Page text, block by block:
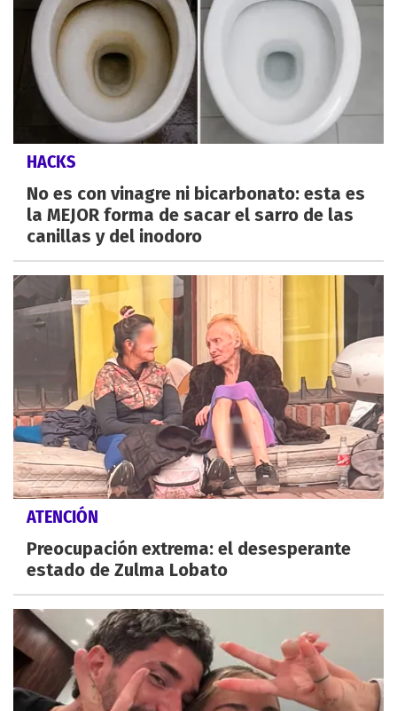
HACKS
No es con vinagre ni bicarbonato: esta es
la MEJOR forma de sacar el sarro de las
canillas y del inodoro
ATENCIÓN
Preocupación extrema: el desesperante
estado de Zulma Lobato